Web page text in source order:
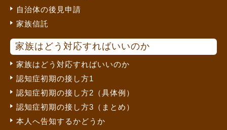
自治体の後見申請
家族信託
家族はどう対応すればいいのか
家族はどう対応すればいいのか
認知症初期の接し方1
認知症初期の接し方2（具体例）
認知症初期の接し方3（まとめ）
本人へ告知するかどうか